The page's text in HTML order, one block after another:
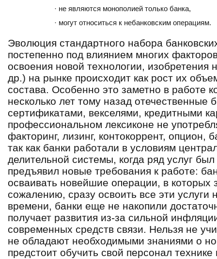
· не являются монополией только банка,
· могут относиться к небанковским операциям.
Эволюция стандартного набора
постепенно под влиянием многих
освоения новой технологии, изобретения
др.) на рынке происходит как рост их
состава. Особенно это заметно в работе
несколько лет тому назад отечественные
сертификатами, векселями, кредитными
профессиональном лексиконе не
факторинг, лизинг, контокоррент, опцион,
так как банки работали в условиям
делительной системы, когда ряд услуг
предъявил новые требования к работе:
осваивать новейшие операции, в которых
сожалению, сразу освоить все эти
времени, банки еще не накопили
получает развития из-за сильной
современных средств связи. Нельзя не
не обладают необходимыми знаниями о
предстоит обучить свой персонал